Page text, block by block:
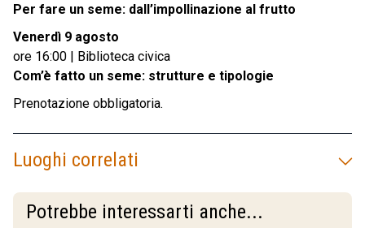
Per fare un seme: dall’impollinazione al frutto
Venerdì 9 agosto
ore 16:00 | Biblioteca civica
Com’è fatto un seme: strutture e tipologie
Prenotazione obbligatoria.
Luoghi correlati
Potrebbe interessarti anche...